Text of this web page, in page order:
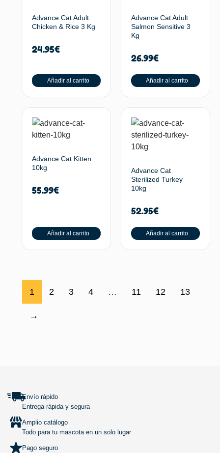
Advance Cat Adult
Chicken & Rice 3 Kg
24.95€
Añadir al carrito
Advance Cat Adult
Salmon Sensitive 3
Kg
26.99€
Añadir al carrito
Advance Cat Kitten
10kg
55.99€
Añadir al carrito
Advance Cat
Sterilized Turkey
10kg
52.95€
Añadir al carrito
1 2 3 4 … 11 12 13
→
Envío rápido
Entrega rápida y segura
Amplio catálogo
Todo para tu mascota en un solo lugar
Pago seguro